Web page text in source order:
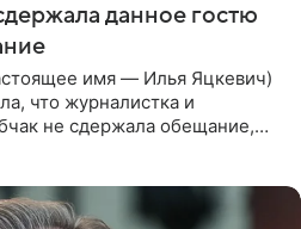
данное гостю
имя — Илья Яцкевич)
что журналистка и
не сдержала обещание,